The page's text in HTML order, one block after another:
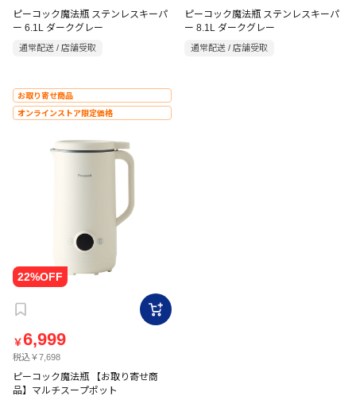
ピーコック魔法瓶 ステンレスキーパ
ー 6.1L ダークグレー
通常配送 / 店舗受取
ピーコック魔法瓶 ステンレスキーパ
ー 8.1L ダークグレー
通常配送 / 店舗受取
お取り寄せ商品
オンラインストア限定価格
￥6,999
税込￥7,698
ピーコック魔法瓶 【お取り寄せ商
品】マルチスープポット